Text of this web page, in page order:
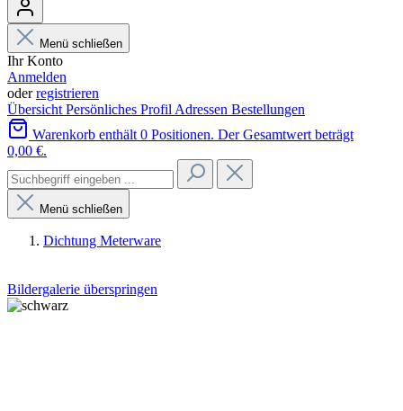
Menü schließen
Ihr Konto
Anmelden
oderregistrieren
Übersicht Persönliches Profil Adressen Bestellungen
Warenkorb enthält 0 Positionen. Der Gesamtwert beträgt
0,00 €.
Menü schließen
Dichtung Meterware
Bildergalerie überspringen